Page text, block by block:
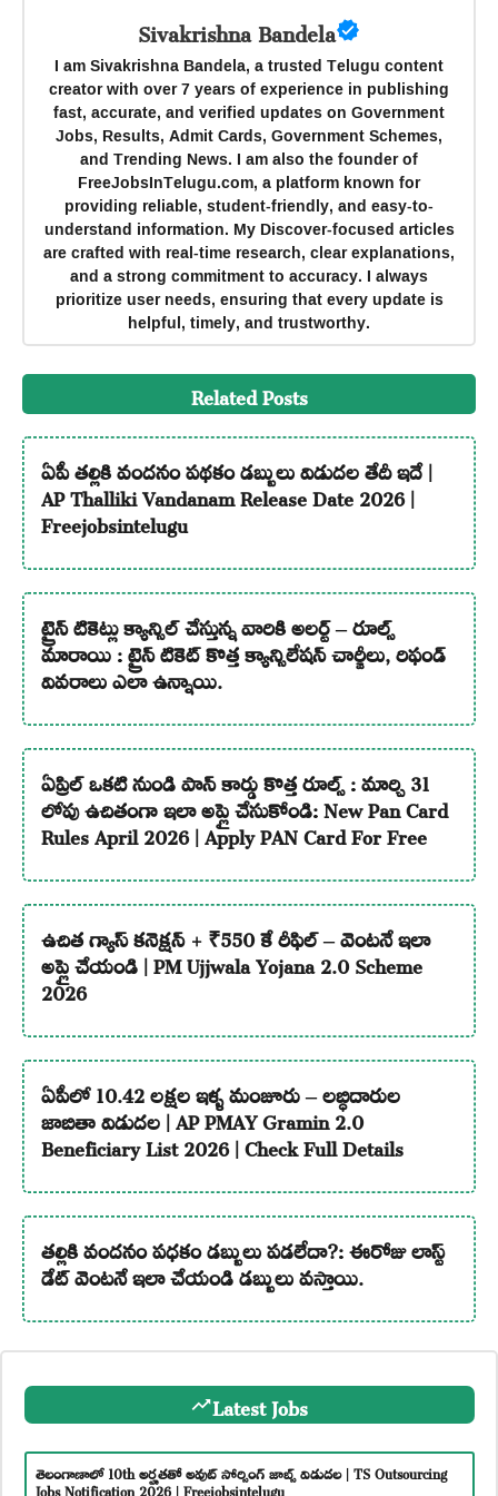
Sivakrishna Bandela
I am Sivakrishna Bandela, a trusted Telugu content
creator with over 7 years of experience in publishing
fast, accurate, and verified updates on Government
Jobs, Results, Admit Cards, Government Schemes,
and Trending News. I am also the founder of
FreeJobsInTelugu.com, a platform known for
providing reliable, student-friendly, and easy-to-
understand information. My Discover-focused articles
are crafted with real-time research, clear explanations,
and a strong commitment to accuracy. I always
prioritize user needs, ensuring that every update is
helpful, timely, and trustworthy.
Related Posts
ఏపీ తల్లికి వందనం పథకం డబ్బులు విడుదల తేదీ ఇదే |
AP Thalliki Vandanam Release Date 2026 |
Freejobsintelugu
ట్రైన్ టికెట్లు క్యాన్సిల్ చేస్తున్న వారికి అలర్ట్ – రూల్స్
మారాయి : ట్రైన్ టికెట్ కొత్త క్యాన్సిలేషన్ చార్జీలు, రిఫండ్
వివరాలు ఎలా ఉన్నాయి.
ఏప్రిల్ ఒకటి నుండి పాన్ కార్డు కొత్త రూల్స్ : మార్చి 31
లోపు ఉచితంగా ఇలా అప్లై చేసుకోండి: New Pan Card
Rules April 2026 | Apply PAN Card For Free
ఉచిత గ్యాస్ కనెక్షన్ + ₹550 కే రీఫిల్ – వెంటనే ఇలా
అప్లై చేయండి | PM Ujjwala Yojana 2.0 Scheme
2026
ఏపీలో 10.42 లక్షల ఇళ్ళ మంజూరు – లబ్ధిదారుల
జాబితా విడుదల | AP PMAY Gramin 2.0
Beneficiary List 2026 | Check Full Details
తల్లికి వందనం పధకం డబ్బులు పడలేదా?: ఈరోజు లాస్ట్
డేట్ వెంటనే ఇలా చేయండి డబ్బులు వస్తాయి.
Latest Jobs
తెలంగాణాలో 10th అర్హతతో అవుట్ సోర్సింగ్ జాబ్స్ విడుదల | TS Outsourcing
Jobs Notification 2026 | Freejobsintelugu